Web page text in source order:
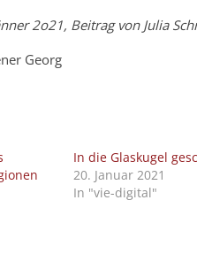
2o21, Beitrag von Julia
Georg
In die Glaskugel
20. Januar 2021
In "vie-digital"